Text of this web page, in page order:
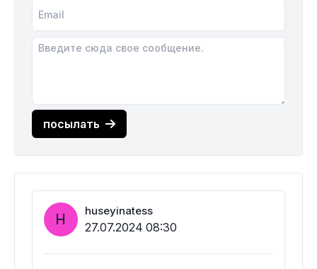
посылать
H huseyinatess
27.07.2024 08:30